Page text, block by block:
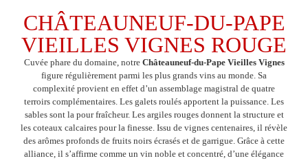
CHÂTEAUNEUF-DU-PAPE
VIEILLES VIGNES ROUGE
Cuvée phare du domaine, notre Châteauneuf-du-Pape Vieilles Vignes
figure régulièrement parmi les plus grands vins au monde. Sa
complexité provient en effet d’un assemblage magistral de quatre
terroirs complémentaires. Les galets roulés apportent la puissance. Les
sables sont la pour fraîcheur. Les argiles rouges donnent la structure et
les coteaux calcaires pour la finesse. Issu de vignes centenaires, il révèle
des arômes profonds de fruits noirs écrasés et de garrigue. Grâce à cette
alliance, il s’affirme comme un vin noble et concentré, d’une élégance